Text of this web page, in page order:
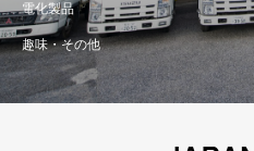
電化製品
趣味・その他